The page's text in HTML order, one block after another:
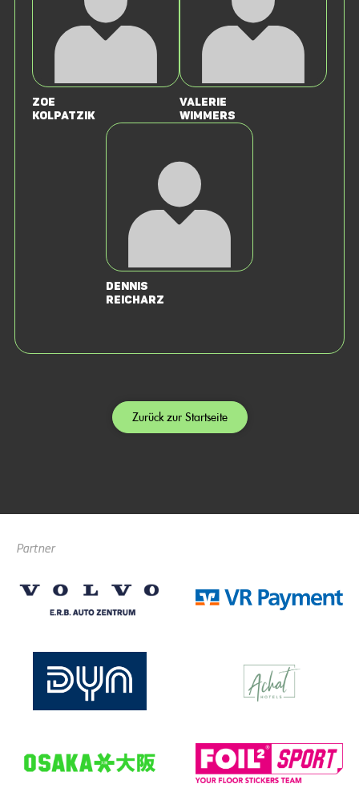
Zoe
Kolpatzik
Valerie
Wimmers
Dennis
Reicharz
Zurück zur Startseite
Partner